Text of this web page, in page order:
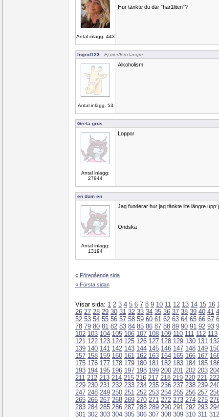
Antal inlägg: 443
Hur tänkte du där ”har1liten”?
Ingrid123 - Ej medlem längre
Antal inlägg: 53
Alkoholism
Greta grus
Antal inlägg:
27944
Loppor
en dum en
Antal inlägg:
13194
Jag funderar hur jag tänkte lite längre upp:)
Ondska
« Föregående sida
« Första sidan
Visar sida: 1 2 3 4 5 6 7 8 9 10 11 12 13 14 15 16
26 27 28 29 30 31 32 33 34 35 36 37 38 39 40 41
52 53 54 55 56 57 58 59 60 61 62 63 64 65 66 67
78 79 80 81 82 83 84 85 86 87 88 89 90 91 92 93
102 103 104 105 106 107 108 109 110 111 112 113
121 122 123 124 125 126 127 128 129 130 131
139 140 141 142 143 144 145 146 147 148 149
157 158 159 160 161 162 163 164 165 166 167
175 176 177 178 179 180 181 182 183 184 185
193 194 195 196 197 198 199 200 201 202 203
211 212 213 214 215 216 217 218 219 220 221 222
229 230 231 232 233 234 235 236 237 238 239
247 248 249 250 251 252 253 254 255 256 257
265 266 267 268 269 270 271 272 273 274 275
283 284 285 286 287 288 289 290 291 292 293
301 302 303 304 305 306 307 308 309 310 311 312